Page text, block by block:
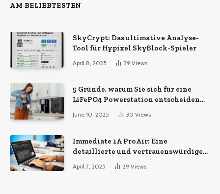
AM BELIEBTESTEN
SkyCrypt: Das ultimative Analyse-
Tool für Hypixel SkyBlock-Spieler
April 8, 2025 39 Views
5 Gründe, warum Sie sich für eine
LiFePO4 Powerstation entscheiden
June 10, 2025 30 Views
Immediate 1A ProAir: Eine
detaillierte und vertrauenswürdige
April 7, 2025 29 Views